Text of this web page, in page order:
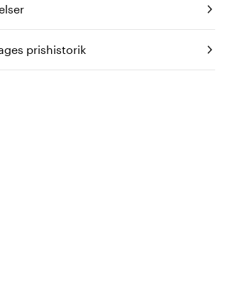
prishistorik